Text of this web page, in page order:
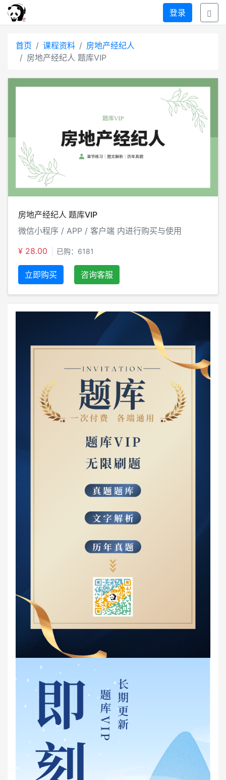
登录
首页 课程资料
房地产经纪人
房地产经纪人 题库VIP
房地产经纪人 题库VIP
微信小程序 / APP / 客户端 内进行购买与使用
¥ 28.00
已购：6181
立即购买 咨询客服